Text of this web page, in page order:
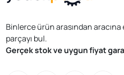
Binlerce ürün arasından
parçayı bul.
Gerçek stok ve uygun fiyat